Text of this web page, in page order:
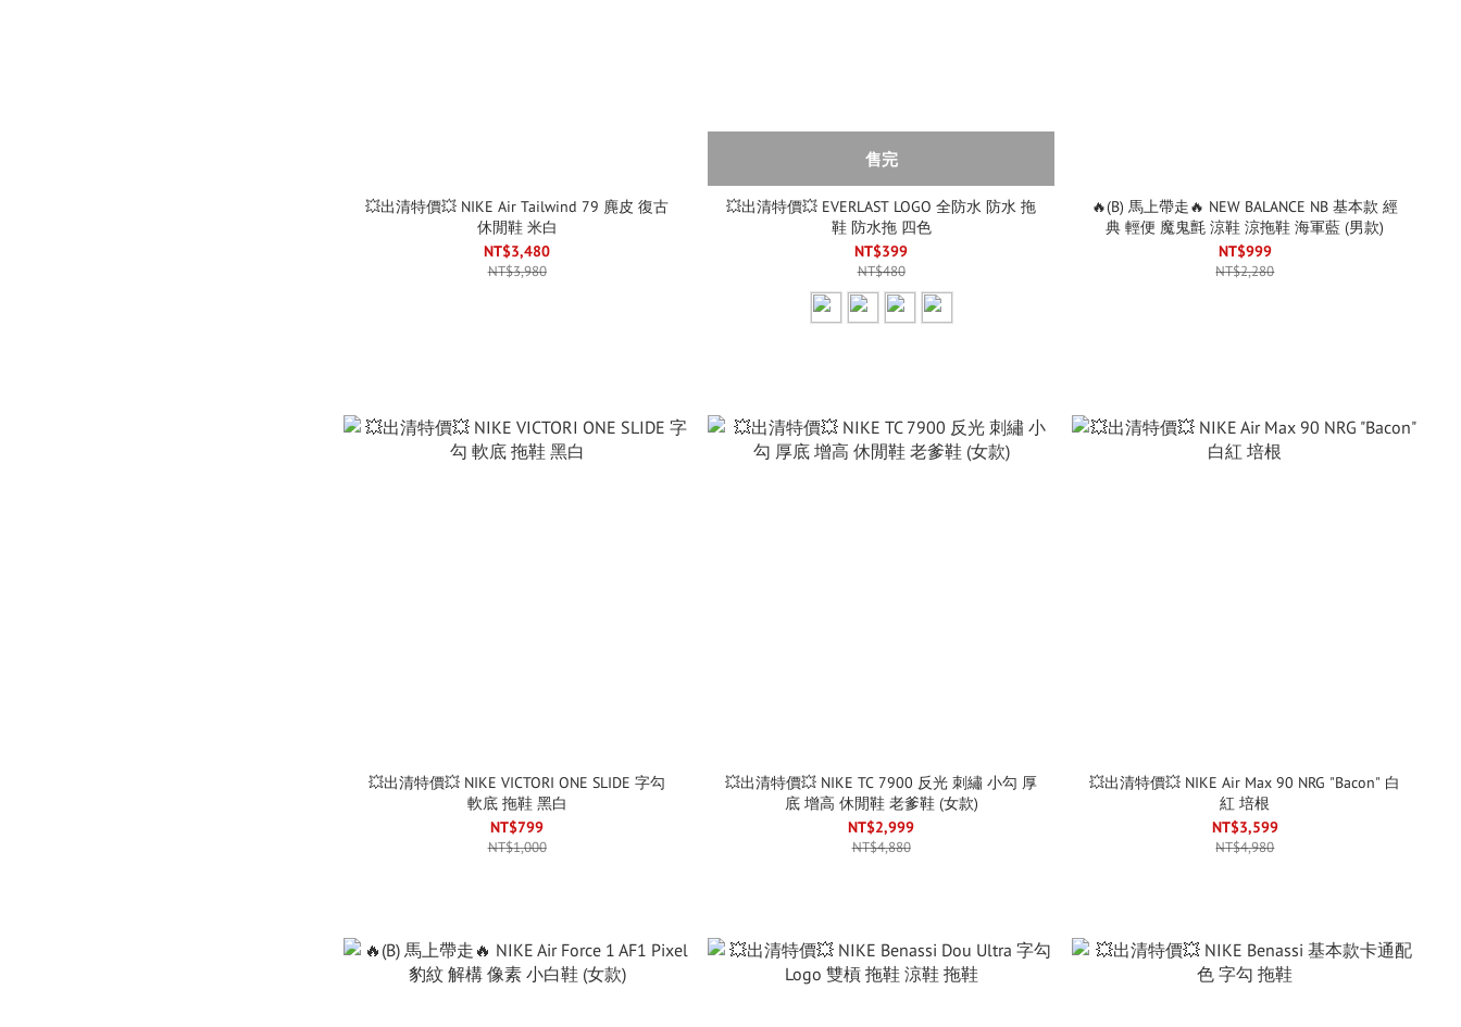
💥出清特價💥 NIKE Air Tailwind 79 麂皮 復古
休閒鞋 米白
NT$3,480
NT$3,980
售完
💥出清特價💥 EVERLAST LOGO 全防水 防水 拖
鞋 防水拖 四色
NT$399
NT$480
🔥(B) 馬上帶走🔥 NEW BALANCE NB 基本款 經
典 輕便 魔鬼氈 涼鞋 涼拖鞋 海軍藍 (男款)
NT$999
NT$2,280
💥出清特價💥 NIKE VICTORI ONE SLIDE 字勾
軟底 拖鞋 黑白
NT$799
NT$1,000
💥出清特價💥 NIKE TC 7900 反光 刺繡 小勾 厚
底 增高 休閒鞋 老爹鞋 (女款)
NT$2,999
NT$4,880
💥出清特價💥 NIKE Air Max 90 NRG "Bacon" 白
紅 培根
NT$3,599
NT$4,980